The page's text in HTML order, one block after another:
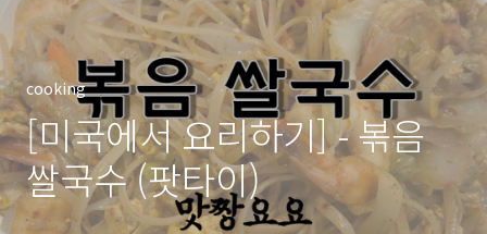
cooking
[미국에서 요리하기] - 볶음
쌀국수 (팟타이)